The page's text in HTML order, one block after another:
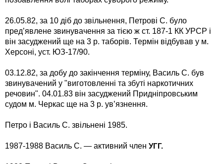
26.05.82, за 10 діб до звільнення, Петрові С. було
пред’явлене звинувачення за тією ж ст. 187-1 КК УРСР і
він засуджений ще на 3 р. таборів. Термін відбував у м.
Херсоні, уст. ЮЗ-17/90.
03.12.82, за добу до закінчення терміну, Василь С. був
звинувачений у "виготовленні та збуті наркотичних
речовин". 04.01.83 він засуджений Придніпровським
судом м. Черкас ще на 3 р. ув’язнення.
Петро і Василь С. звільнені 1985.
1987-1988 Василь С. — активний член УГГ.